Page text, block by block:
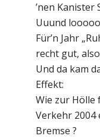
’nen
Uuund
Für’n Jahr
recht gut,
Und da kam
Effekt:
Wie zur
Verkehr 2004
Bremse ?